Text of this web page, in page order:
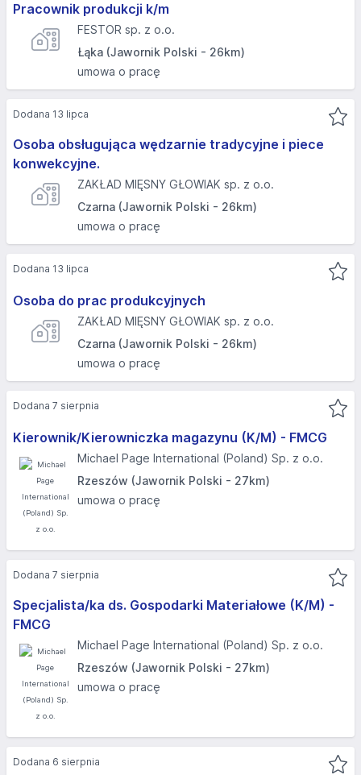
Pracownik produkcji k/m
FESTOR sp. z o.o.
Łąka (Jawornik Polski - 26km)
umowa o pracę
Osoba obsługująca wędzarnie tradycyjne i piece
konwekcyjne.
ZAKŁAD MIĘSNY GŁOWIAK sp. z o.o.
Czarna (Jawornik Polski - 26km)
umowa o pracę
Dodana 13 lipca
Osoba do prac produkcyjnych
ZAKŁAD MIĘSNY GŁOWIAK sp. z o.o.
Czarna (Jawornik Polski - 26km)
umowa o pracę
Dodana 13 lipca
Kierownik/Kierowniczka magazynu (K/M) - FMCG
Michael Page International (Poland) Sp. z o.o.
Rzeszów (Jawornik Polski - 27km)
umowa o pracę
Dodana 7 sierpnia
Specjalista/ka ds. Gospodarki Materiałowe (K/M) -
FMCG
Michael Page International (Poland) Sp. z o.o.
Rzeszów (Jawornik Polski - 27km)
umowa o pracę
Dodana 7 sierpnia
Dodana 6 sierpnia